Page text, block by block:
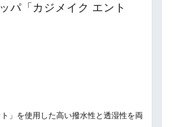
パ「カジメイク エント
」を使用した高い撥水性と透湿性を両